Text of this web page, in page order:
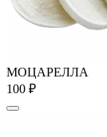
МОЦАРЕЛЛА
100 ₽